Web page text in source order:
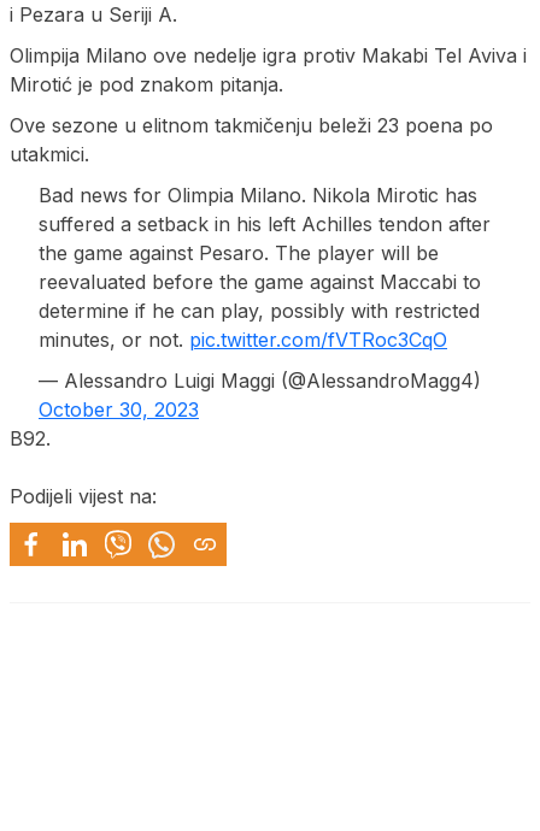
i Pezara u Seriji A.
Olimpija Milano ove nedelje igra protiv Makabi Tel Aviva i
Mirotić je pod znakom pitanja.
Ove sezone u elitnom takmičenju beleži 23 poena po
utakmici.
Bad news for Olimpia Milano. Nikola Mirotic has
suffered a setback in his left Achilles tendon after
the game against Pesaro. The player will be
reevaluated before the game against Maccabi to
determine if he can play, possibly with restricted
minutes, or not. pic.twitter.com/fVTRoc3CqO
— Alessandro Luigi Maggi (@AlessandroMagg4)
October 30, 2023
B92.
Podijeli vijest na: